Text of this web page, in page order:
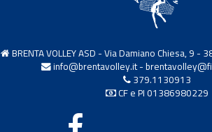
BRENTA VOLLEY ASD - Via Damiano Chiesa, 9 -
info@brentavolley.it-
379.1130913
CF e PI 01386980229